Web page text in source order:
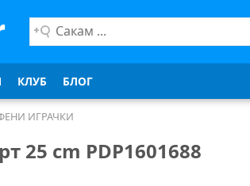
Сакам
...
КЛУБ БЛОГ
ИГРАЧКИ
25 cm PDP1601688